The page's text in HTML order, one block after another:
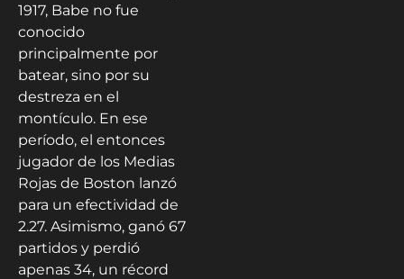
1917, Babe no fue
conocido
principalmente por
batear, sino por su
destreza en el
montículo. En ese
período, el entonces
jugador de los Medias
Rojas de Boston lanzó
para un efectividad de
2.27. Asimismo, ganó 67
partidos y perdió
apenas 34, un récord